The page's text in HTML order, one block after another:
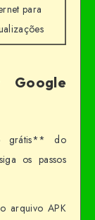
para
Google
grátis** do
os passos
arquivo APK